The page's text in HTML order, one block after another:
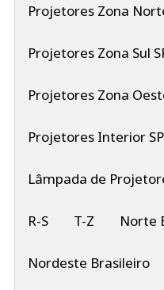
Projetores Zona
Projetores Zona Sul
Projetores Zona
Projetores Interior SP
Lâmpada de
R-S T-Z Norte
Nordeste Brasileiro